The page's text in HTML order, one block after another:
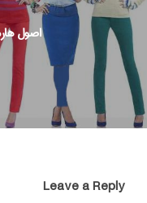
اصول
Leave a Reply